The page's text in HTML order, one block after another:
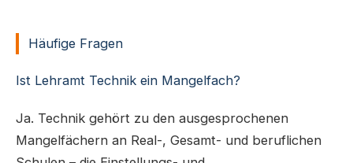
Häufige Fragen
Ist Lehramt Technik ein Mangelfach?
Ja. Technik gehört zu den ausgesprochenen
Mangelfächern an Real-, Gesamt- und beruflichen